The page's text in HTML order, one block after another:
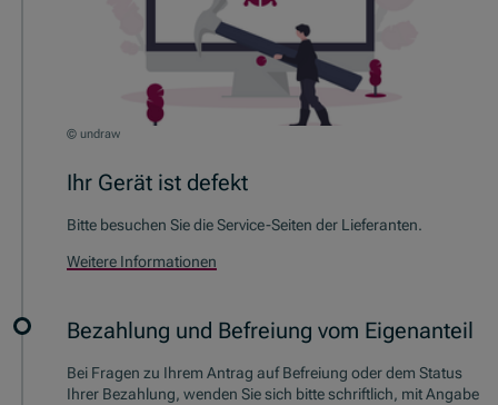
© undraw
Ihr Gerät ist defekt
Bitte besuchen Sie die Service-Seiten der Lieferanten.
Weitere Informationen
Bezahlung und Befreiung vom Eigenanteil
Bei Fragen zu Ihrem Antrag auf Befreiung oder dem Status
Ihrer Bezahlung, wenden Sie sich bitte schriftlich, mit Angabe